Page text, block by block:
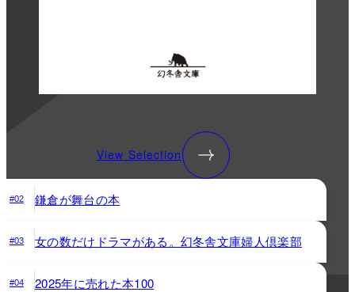
View Selection
#02 鎌倉が舞台の本
#03 女の数だけドラマがある。幻冬舎文庫婦人倶楽部
#04 2025年に売れた本100